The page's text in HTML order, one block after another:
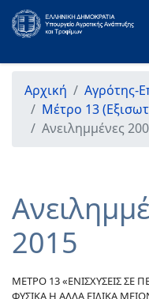
Αρχική
Αγρότης-
Μέτρο 13
Ανειλημμένες
2015
ΜΕΤΡΟ 13 «ΕΝΙΣΧΥΣΕΙΣ ΣΕ
ΦΥΣΙΚΑ Η ΑΛΛΑ ΕΙΔΙΚΑ